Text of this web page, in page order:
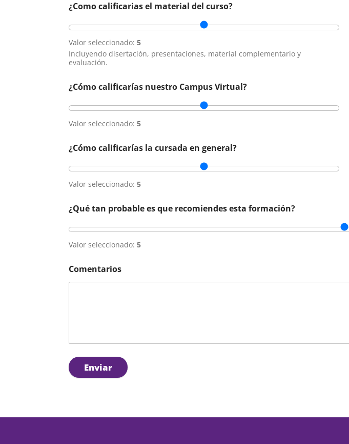
¿Como calificarias el material del curso?
Valor seleccionado:5
Incluyendo disertación, presentaciones, material complementario y
evaluación.
¿Cómo calificarías nuestro Campus Virtual?
Valor seleccionado:5
¿Cómo calificarías la cursada en general?
Valor seleccionado:5
¿Qué tan probable es que recomiendes esta formación?
Valor seleccionado:5
Comentarios
Enviar